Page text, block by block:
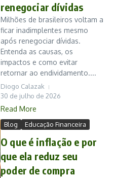
renegociar dívidas
Milhões de brasileiros voltam a
ficar inadimplentes mesmo
após renegociar dívidas.
Entenda as causas, os
impactos e como evitar
retornar ao endividamento....
Diogo Calazak
30 de julho de 2026
Read More
Blog Educação Financeira
O que é inflação e por
que ela reduz seu
poder de compra